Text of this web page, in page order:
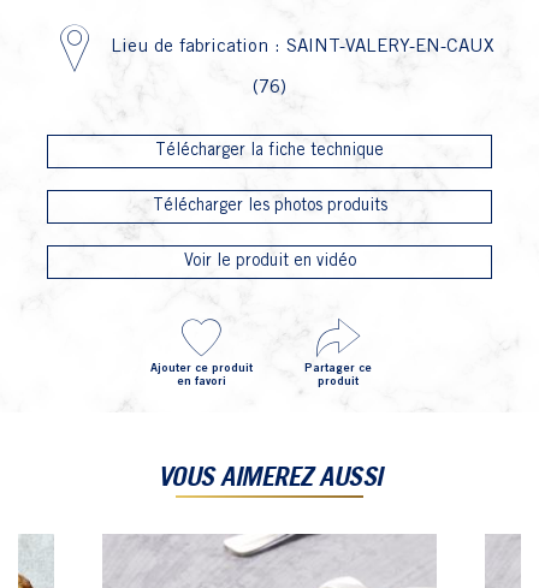
Lieu de fabrication : SAINT-VALERY-EN-CAUX
(76)
Télécharger la fiche technique
Télécharger les photos produits
Voir le produit en vidéo
Ajouter ce produit
en favori
Partager ce
produit
VOUS AIMEREZ AUSSI